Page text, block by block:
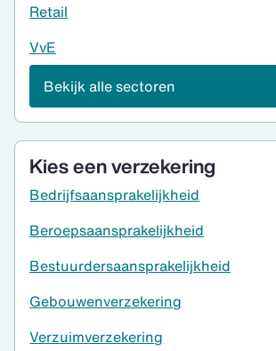
Retail
VvE
Bekijk alle sectoren
Kies een verzekering
Bedrijfsaansprakelijkheid
Beroepsaansprakelijkheid
Bestuurdersaansprakelijkheid
Gebouwenverzekering
Verzuimverzekering